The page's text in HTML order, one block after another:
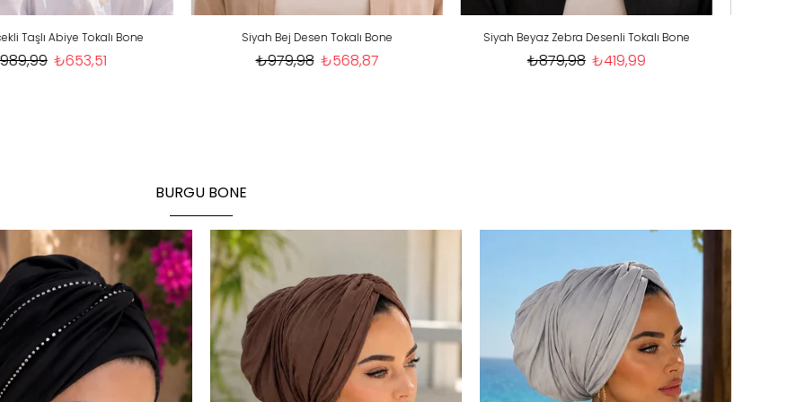
Bej Desen Tokalı Bone
₺568,87
₺979,98
Siyah Beyaz Zebra Desenli Tokalı Bone
₺419,99
₺879,98
Kahve Yeşil Desenli Tokalı Bone
₺421,49
₺879,98
BURGU BONE